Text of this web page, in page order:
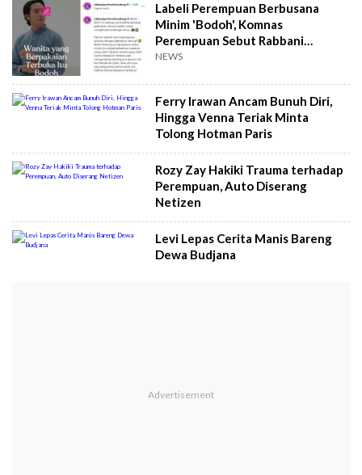
Labeli Perempuan Berbusana
Minim 'Bodoh', Komnas
Perempuan Sebut Rabbani
Lakukan Pelecehan
NEWS
Ferry Irawan Ancam Bunuh Diri,
Hingga Venna Teriak Minta
Tolong Hotman Paris
Rozy Zay Hakiki Trauma terhadap
Perempuan, Auto Diserang
Netizen
Levi Lepas Cerita Manis Bareng
Dewa Budjana